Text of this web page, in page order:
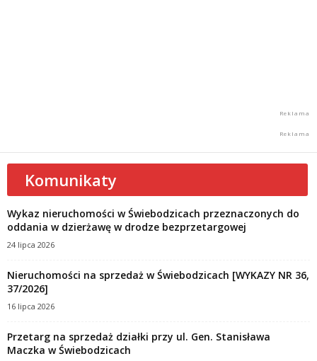
Komunikaty
Wykaz nieruchomości w Świebodzicach przeznaczonych do
oddania w dzierżawę w drodze bezprzetargowej
24 lipca 2026
Nieruchomości na sprzedaż w Świebodzicach [WYKAZY NR 36,
37/2026]
16 lipca 2026
Przetarg na sprzedaż działki przy ul. Gen. Stanisława
Maczka w Świebodzicach